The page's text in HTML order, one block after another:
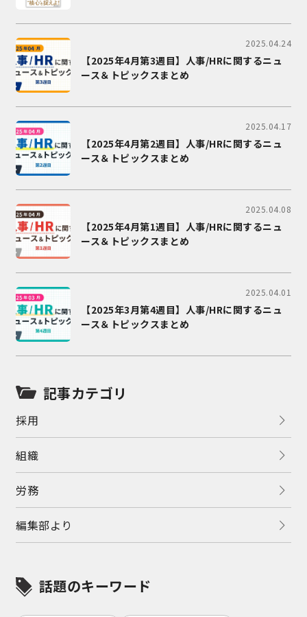
2025.04.24
【2025年4月第3週目】人事/HRに関するニュ
ース＆トピックスまとめ
2025.04.17
【2025年4月第2週目】人事/HRに関するニュ
ース＆トピックスまとめ
2025.04.08
【2025年4月第1週目】人事/HRに関するニュ
ース＆トピックスまとめ
2025.04.01
【2025年3月第4週目】人事/HRに関するニュ
ース＆トピックスまとめ
記事カテゴリ
採用
組織
労務
編集部より
話題のキーワード